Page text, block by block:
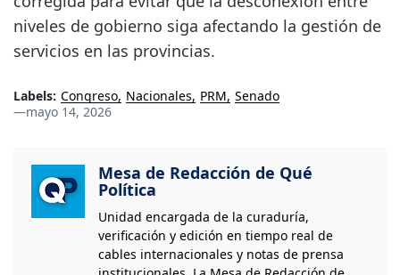
niveles de gobierno siga afectando la gestión de
servicios en las provincias.
Labels: Congreso Nacionales PRM Senado
—mayo 14, 2026
Mesa de Redacción de Qué
Política
Unidad encargada de la curaduría,
verificación y edición en tiempo real de
cables internacionales y notas de prensa